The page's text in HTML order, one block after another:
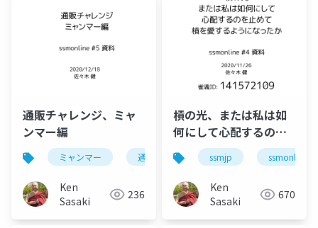
通販チャレンジ、ミャ
ンマー編
ミャンマー 通販 ssmjp ssmonline
Ken
Sasaki
236
槓の光、または私は如
何にして心配するのを
止めて槓を愛するよう
になったか
ssmjp ssmonline
Ken
Sasaki
670